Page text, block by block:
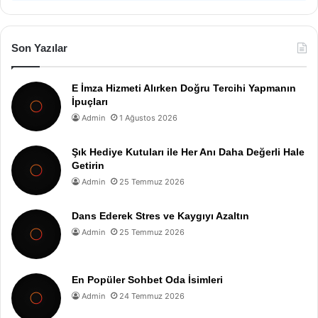
Son Yazılar
E İmza Hizmeti Alırken Doğru Tercihi Yapmanın
İpuçları
Admin 1 Ağustos 2026
Şık Hediye Kutuları ile Her Anı Daha Değerli Hale
Getirin
Admin 25 Temmuz 2026
Dans Ederek Stres ve Kaygıyı Azaltın
Admin 25 Temmuz 2026
En Popüler Sohbet Oda İsimleri
Admin 24 Temmuz 2026